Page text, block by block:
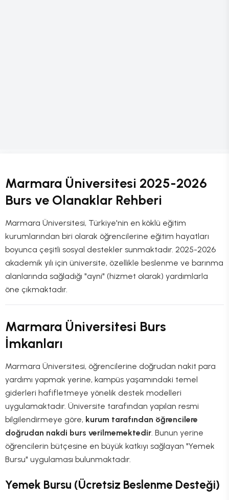
Marmara Üniversitesi 2025-2026
Burs ve Olanaklar Rehberi
Marmara Üniversitesi, Türkiye'nin en köklü eğitim
kurumlarından biri olarak öğrencilerine eğitim hayatları
boyunca çeşitli sosyal destekler sunmaktadır. 2025-2026
akademik yılı için üniversite, özellikle beslenme ve barınma
alanlarında sağladığı "ayni" (hizmet olarak) yardımlarla
öne çıkmaktadır.
Marmara Üniversitesi Burs
İmkanları
Marmara Üniversitesi, öğrencilerine doğrudan nakit para
yardımı yapmak yerine, kampüs yaşamındaki temel
giderleri hafifletmeye yönelik destek modelleri
uygulamaktadır. Üniversite tarafından yapılan resmi
bilgilendirmeye göre, kurum tarafından öğrencilere
doğrudan nakdi burs verilmemektedir. Bunun yerine
öğrencilerin bütçesine en büyük katkıyı sağlayan "Yemek
Bursu" uygulaması bulunmaktadır.
Yemek Bursu (Ücretsiz Beslenme Desteği)